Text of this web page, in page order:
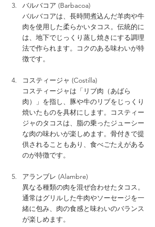
バルバコア (Barbacoa)
バルバコアは、長時間煮込んだ羊肉や牛
肉を使用した柔らかいタコス。伝統的に
は、地下でじっくり蒸し焼きにする調理
法で作られます。コクのある味わいが特
徴です。
コスティージャ (Costilla)
コスティージャは「リブ肉（あばら
肉）」を指し、豚や牛のリブをじっくり
焼いたものを具材にします。コスティー
ジャのタコスは、脂の乗ったジューシー
な肉の味わいが楽しめます。骨付きで提
供されることもあり、食べごたえがある
のが特徴です。
アランブレ (Alambre)
異なる種類の肉を混ぜ合わせたタコス。
通常はグリルした牛肉やソーセージを一
緒に包み、肉の食感と味わいのバランス
が楽しめます。